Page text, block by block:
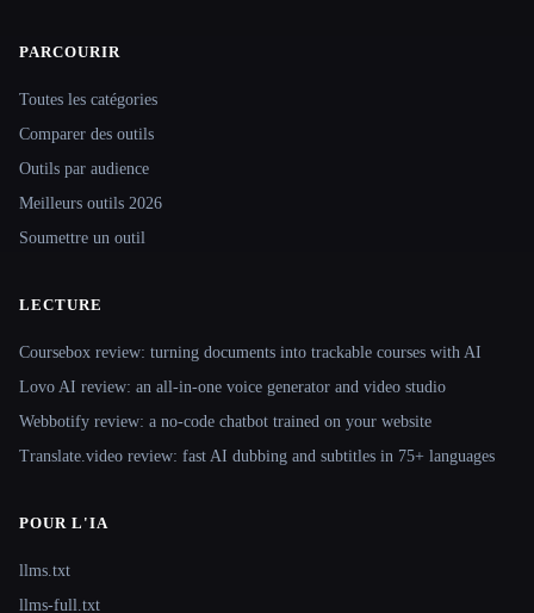
Site navigation
PARCOURIR
Toutes les catégories
Comparer des outils
Outils par audience
Meilleurs outils 2026
Soumettre un outil
LECTURE
Coursebox review: turning documents into trackable courses with AI
Lovo AI review: an all-in-one voice generator and video studio
Webbotify review: a no-code chatbot trained on your website
Translate.video review: fast AI dubbing and subtitles in 75+ languages
POUR L'IA
llms.txt
llms-full.txt